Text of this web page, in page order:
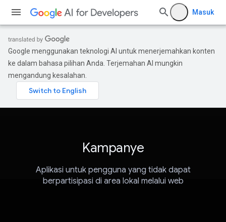
Masuk
Google menggunakan teknologi AI untuk menerjemahkan konten
ke dalam bahasa pilihan Anda. Terjemahan AI mungkin
mengandung kesalahan.
Kampanye
Aplikasi untuk pengguna yang tidak dapat
berpartisipasi di area lokal melalui web